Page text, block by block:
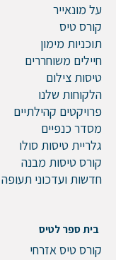
על מונאייר
קורס טיס
תוכניות מימון
חיילים משוחררים
טיסות צילום
הלקוחות שלנו
פרויקטים קהילתיים
מסדר כנפיים
גלריית טיסות סולו
קורס טיסות מבנה
חדשות ועדכוני תעופה
בית ספר לטיס
קורס טיס אזרחי
שם פרטי
דוא"ל